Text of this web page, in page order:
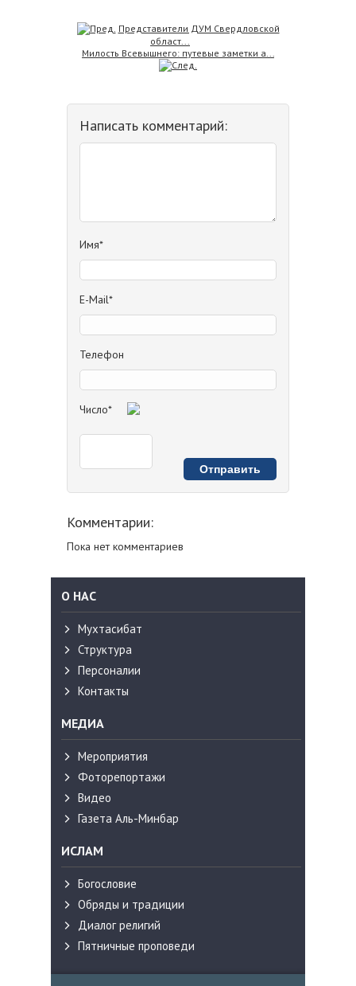
Представители ДУМ Свердловской
област...
Милость Всевышнего: путевые заметки а...
Написать комментарий:
Имя*
E-Mail*
Телефон
Число*
Комментарии:
Пока нет комментариев
О НАС
Мухтасибат
Структура
Персоналии
Контакты
МЕДИА
Мероприятия
Фоторепортажи
Видео
Газета Аль-Минбар
ИСЛАМ
Богословие
Обряды и традиции
Диалог религий
Пятничные проповеди